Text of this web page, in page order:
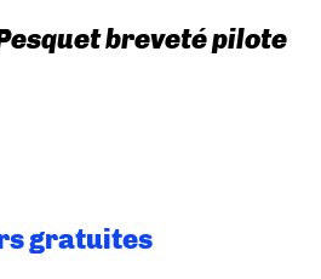
breveté pilote
gratuites